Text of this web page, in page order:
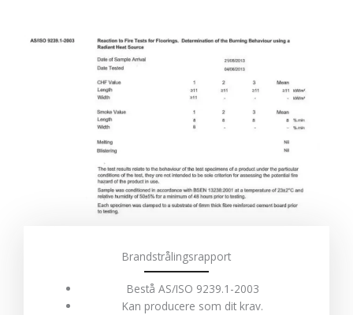
Brandstrålingsrapport
Bestå AS/ISO 9239.1-2003
Kan producere som dit krav.